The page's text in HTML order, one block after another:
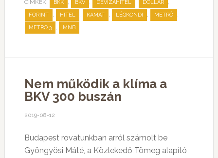
CÍMKÉK: BKK , BKV , DEVIZAHITEL , DOLLÁR ,
FORINT , HITEL , KAMAT , LÉGKONDI , METRÓ ,
METRO 3 , MNB
Nem működik a klíma a
BKV 300 buszán
2019-08-12
Budapest rovatunkban arról számolt be
Gyöngyösi Máté, a Közlekedő Tömeg alapító